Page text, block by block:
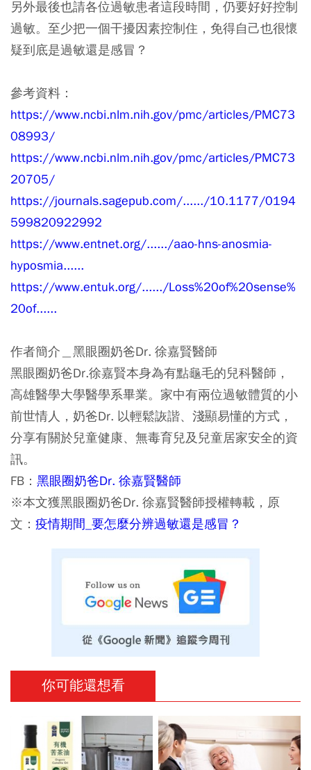
另外最後也請各位過敏患者這段時間，仍要好好控制
過敏。至少把一個干擾因素控制住，免得自己也很懷
疑到底是過敏還是感冒？
參考資料：
https://www.ncbi.nlm.nih.gov/pmc/articles/PMC73
08993/
https://www.ncbi.nlm.nih.gov/pmc/articles/PMC73
20705/
https://journals.sagepub.com/....../10.1177/0194
599820922992
https://www.entnet.org/....../aao-hns-anosmia-
hyposmia......
https://www.entuk.org/....../Loss%20of%20sense%
20of......
作者簡介＿黑眼圈奶爸Dr. 徐嘉賢醫師
黑眼圈奶爸Dr.徐嘉賢本身為有點龜毛的兒科醫師，
高雄醫學大學醫學系畢業。家中有兩位過敏體質的小
前世情人，奶爸Dr. 以輕鬆詼諧、淺顯易懂的方式，
分享有關於兒童健康、無毒育兒及兒童居家安全的資
訊。
FB： 黑眼圈奶爸Dr. 徐嘉賢醫師
※本文獲黑眼圈奶爸Dr. 徐嘉賢醫師授權轉載，原
文： 疫情期間_要怎麼分辨過敏還是感冒？
你可能還想看